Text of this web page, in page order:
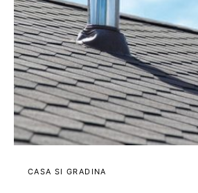
CASA SI GRADINA